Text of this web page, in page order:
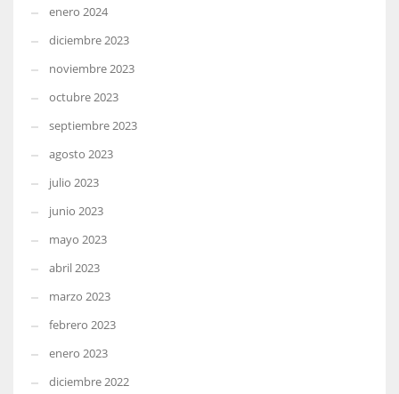
enero 2024
diciembre 2023
noviembre 2023
octubre 2023
septiembre 2023
agosto 2023
julio 2023
junio 2023
mayo 2023
abril 2023
marzo 2023
febrero 2023
enero 2023
diciembre 2022